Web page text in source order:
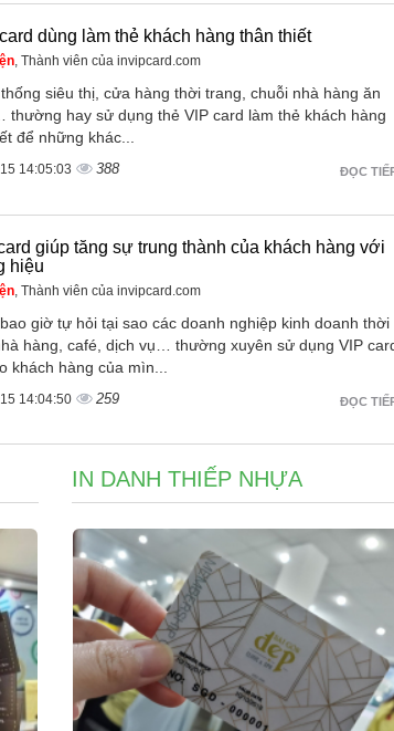
card dùng làm thẻ khách hàng thân thiết
, Thành viên của invipcard.com
siêu thị, cửa hàng thời trang, chuỗi nhà hàng ăn
thường hay sử dụng thẻ VIP card làm thẻ khách hàng
để những khác...
ĐỌC
14:05:03 388
giúp tăng sự trung thành của khách hàng với
hiệu
, Thành viên của invipcard.com
giờ tự hỏi tại sao các doanh nghiệp kinh doanh thời
hàng, café, dịch vụ… thường xuyên sử dụng VIP
khách hàng của mìn...
ĐỌC
14:04:50 259
IN DANH THIẾP NHỰA